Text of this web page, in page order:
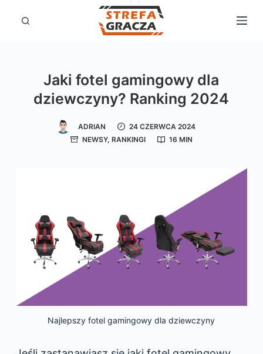
Jaki fotel gamingowy dla
dziewczyny? Ranking 2024
ADRIAN
24 CZERWCA 2024
NEWSY, RANKINGI 16 MIN
Najlepszy fotel gamingowy dla dziewczyny